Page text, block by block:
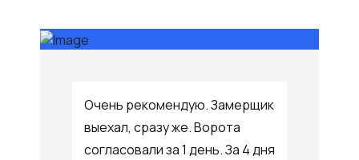
Очень рекомендую. Замерщик
выехал, сразу же. Ворота
согласовали за 1 день. За 4 дня